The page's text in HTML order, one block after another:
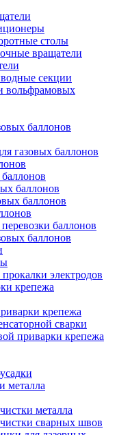
столы
вращатели
секции
вольфрамовых
баллонов
газовых баллонов
баллонов
баллонов
баллонов
баллонов
электродов
крепежа
крепежа
сварки
приварки крепежа
металла
металла
сварных швов